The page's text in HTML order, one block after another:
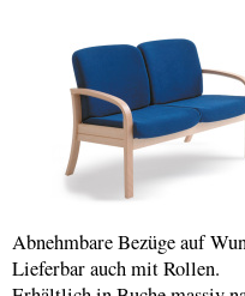
Abnehmbare Bezüge auf
Lieferbar auch mit Rollen.